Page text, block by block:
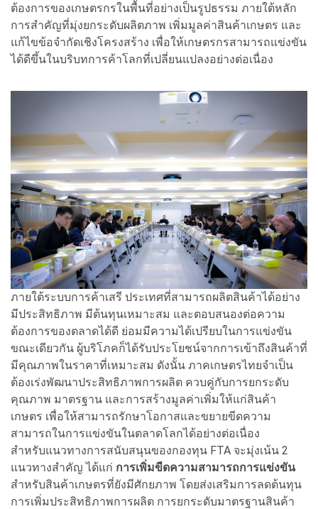
ต้องการของเกษตรกรในพื้นที่อย่างเป็นรูปธรรม ภายใต้หลัก
การสำคัญที่มุ่งยกระดับผลิตภาพ เพิ่มมูลค่าสินค้าเกษตร และ
แก้ไขข้อจำกัดเชิงโครงสร้าง เพื่อให้เกษตรกรสามารถแข่งขัน
ได้ดีขึ้นในบริบทการค้าโลกที่เปลี่ยนแปลงอย่างต่อเนื่อง
ภายใต้ระบบการค้าเสรี ประเทศที่สามารถผลิตสินค้าได้อย่าง
มีประสิทธิภาพ มีต้นทุนเหมาะสม และตอบสนองต่อความ
ต้องการของตลาดได้ดี ย่อมมีความได้เปรียบในการแข่งขัน
ขณะเดียวกัน ผู้บริโภคก็ได้รับประโยชน์จากการเข้าถึงสินค้าที่
มีคุณภาพในราคาที่เหมาะสม ดังนั้น ภาคเกษตรไทยจำเป็น
ต้องเร่งพัฒนาประสิทธิภาพการผลิต ควบคู่กับการยกระดับ
คุณภาพ มาตรฐาน และการสร้างมูลค่าเพิ่มให้แก่สินค้า
เกษตร เพื่อให้สามารถรักษาโอกาสและขยายขีดความ
สามารถในการแข่งขันในตลาดโลกได้อย่างต่อเนื่อง
สำหรับแนวทางการสนับสนุนของกองทุน FTA จะมุ่งเน้น 2
แนวทางสำคัญ ได้แก่ การเพิ่มขีดความสามารถการแข่งขัน
สำหรับสินค้าเกษตรที่ยังมีศักยภาพ โดยส่งเสริมการลดต้นทุน
การเพิ่มประสิทธิภาพการผลิต การยกระดับมาตรฐานสินค้า